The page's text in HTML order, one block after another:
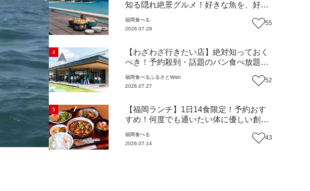
知る隠れ絶景グルメ！好きな魚を、好き
はん食堂』（福岡市西区）【まち歩き】
福岡食べる
2026.07.29
55
4
【わざわざ行きたい店】絶対知っておく
べき！予約殺到・話題のパン食べ放題が
ン『bound garden』（福岡・新宮町）
福岡食べるふるさとWish
2026.07.27
52
5
【福岡ランチ】1日14食限定！予約おす
すめ！何度でも通いたい体に優しい創作
市）【まち歩き】
福岡食べる
2026.07.14
43